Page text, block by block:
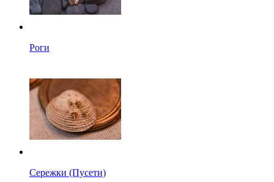
Роги
Сережки (Пусети)